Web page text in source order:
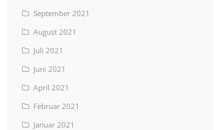
September 2021
August 2021
Juli 2021
Juni 2021
April 2021
Februar 2021
Januar 2021